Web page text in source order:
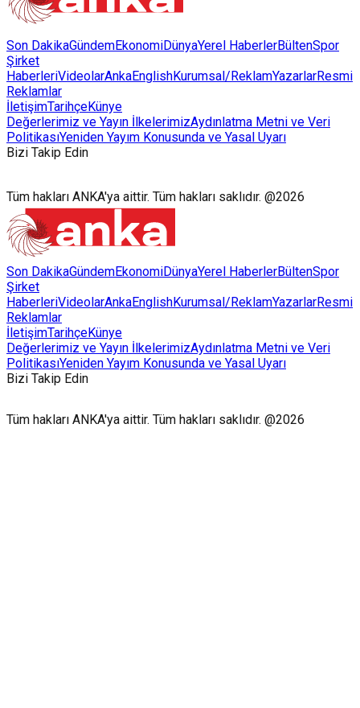
Son DakikaGündemEkonomiDünyaYerel HaberlerBültenSpor
Şirket
HaberleriVideolarAnkaEnglishKurumsal/ReklamYazarlarResmi
Reklamlar
İletişimTarihçeKünye
Değerlerimiz ve Yayın İlkelerimizAydınlatma Metni ve Veri
PolitikasıYeniden Yayım Konusunda ve Yasal Uyarı
Bizi Takip Edin
Tüm hakları ANKA'ya aittir. Tüm hakları saklıdır. @2026
Son DakikaGündemEkonomiDünyaYerel HaberlerBültenSpor
Şirket
HaberleriVideolarAnkaEnglishKurumsal/ReklamYazarlarResmi
Reklamlar
İletişimTarihçeKünye
Değerlerimiz ve Yayın İlkelerimizAydınlatma Metni ve Veri
PolitikasıYeniden Yayım Konusunda ve Yasal Uyarı
Bizi Takip Edin
Tüm hakları ANKA'ya aittir. Tüm hakları saklıdır. @2026